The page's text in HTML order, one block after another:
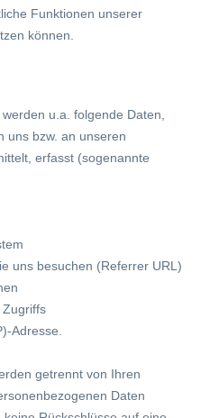
Funktionen unserer
können.
u.a. folgende Daten,
uns bzw. an unseren
erfasst (sogenannte
uns besuchen (Referrer URL)
Adresse.
getrennt von Ihren
Daten